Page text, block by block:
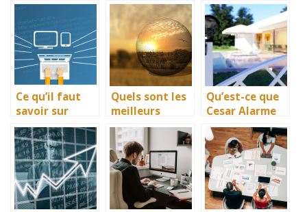
ordinateur
portable ?
imprimante ?
Ce qu’il faut
savoir sur
l’infogerance
Quels sont les
meilleurs
logiciels pour
une
modelisation
et impressions
3D ?
Qu’est-ce que
Cesar Alarme
et quels sont
ses avantages
?